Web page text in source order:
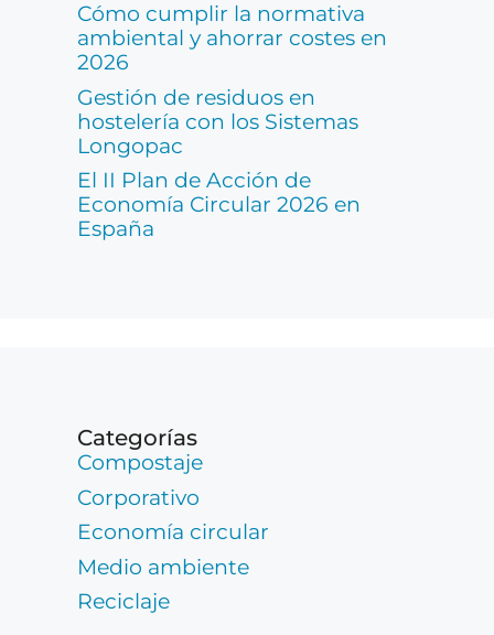
Cómo cumplir la normativa
ambiental y ahorrar costes en
2026
Gestión de residuos en
hostelería con los Sistemas
Longopac
El II Plan de Acción de
Economía Circular 2026 en
España
Categorías
Compostaje
Corporativo
Economía circular
Medio ambiente
Reciclaje